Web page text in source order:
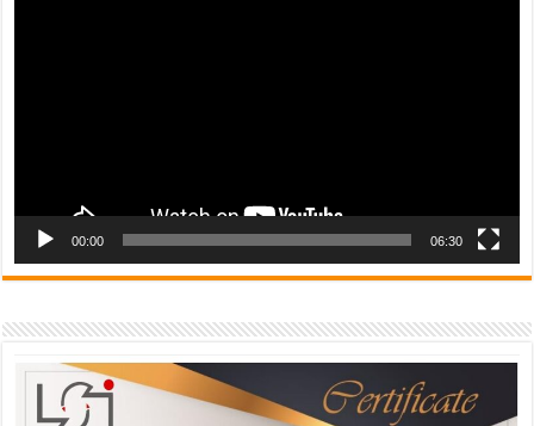
00:00 06:30